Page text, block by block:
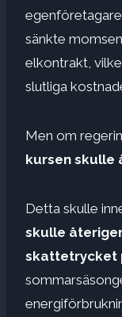
sänkte momsen
elkontrakt,
slutliga
Men om
kursen skulle
Detta skulle
skulle
skattetrycket